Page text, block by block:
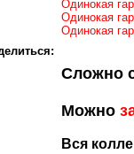
Одинокая
Одинокая
Одинокая
Сложно
Можно
Вся